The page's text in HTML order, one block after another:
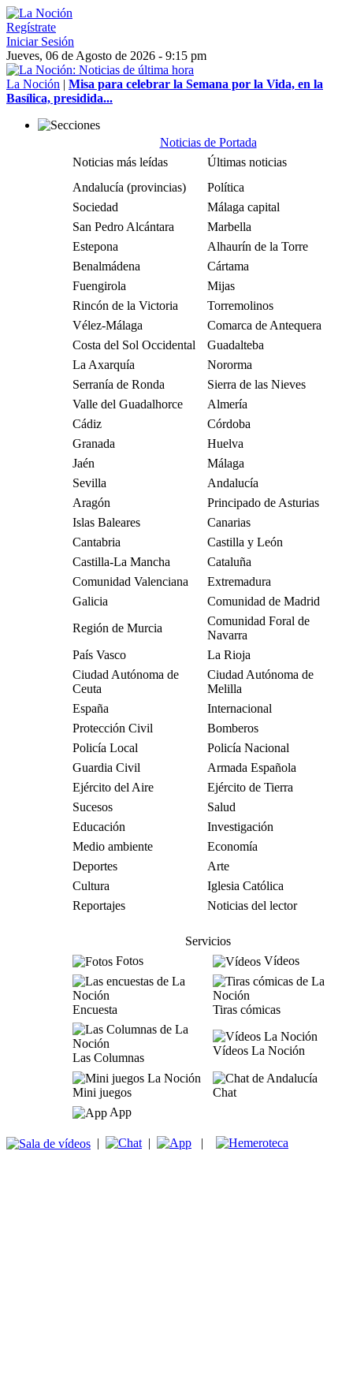
Regístrate
Iniciar Sesión
Jueves, 06 de Agosto de 2026 - 9:15 pm
La Noción | Misa para celebrar la Semana por la Vida, en la
Basílica, presidida...
Noticias de Portada
Noticias más leídas
Últimas noticias
Andalucía (provincias)
Política
Sociedad
Málaga capital
San Pedro Alcántara
Marbella
Estepona
Alhaurín de la Torre
Benalmádena
Cártama
Fuengirola
Mijas
Rincón de la Victoria
Torremolinos
Vélez-Málaga
Comarca de Antequera
Costa del Sol Occidental
Guadalteba
La Axarquía
Nororma
Serranía de Ronda
Sierra de las Nieves
Valle del Guadalhorce
Almería
Cádiz
Córdoba
Granada
Huelva
Jaén
Málaga
Sevilla
Andalucía
Aragón
Principado de Asturias
Islas Baleares
Canarias
Cantabria
Castilla y León
Castilla-La Mancha
Cataluña
Comunidad Valenciana
Extremadura
Galicia
Comunidad de Madrid
Región de Murcia
Comunidad Foral de
Navarra
País Vasco
La Rioja
Ciudad Autónoma de
Ceuta
Ciudad Autónoma de
Melilla
España
Internacional
Protección Civil
Bomberos
Policía Local
Policía Nacional
Guardia Civil
Armada Española
Ejército del Aire
Ejército de Tierra
Sucesos
Salud
Educación
Investigación
Medio ambiente
Economía
Deportes
Arte
Cultura
Iglesia Católica
Reportajes
Noticias del lector
Servicios
Fotos
Vídeos
Encuesta Tiras cómicas
Las Columnas
Vídeos La Noción
Mini juegos
Chat
App
| | |